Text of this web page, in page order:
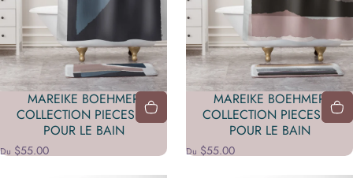
MAREIKE BOEHMER
COLLECTION PIECES 13
POUR LE BAIN
Du $55.00
MAREIKE BOEHMER
COLLECTION PIECES 16
POUR LE BAIN
Du $55.00